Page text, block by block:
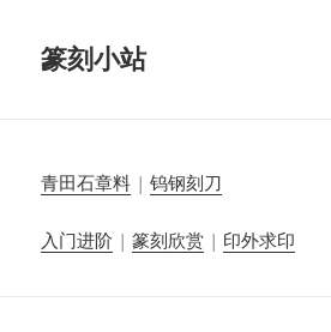
篆刻小站
青田石章料 |钨钢刻刀
入门进阶 |篆刻欣赏 | 印外求印